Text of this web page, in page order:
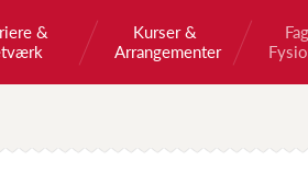
&
Kurser &
Arrangementer